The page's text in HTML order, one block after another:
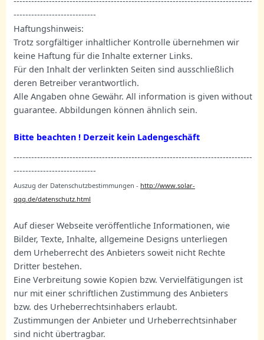
----------------------------
Haftungshinweis:
Trotz sorgfältiger inhaltlicher Kontrolle übernehmen wir
keine Haftung für die Inhalte externer Links.
Für den Inhalt der verlinkten Seiten sind ausschließlich
deren Betreiber verantwortlich.
Alle Angaben ohne Gewähr. All information is given without
guarantee. Abbildungen können ähnlich sein.
Bitte beachten ! Derzeit kein Ladengeschäft
---------------------------------------------------------------------------------
----------------------------
Auszug der Datenschutzbestimmungen - http://www.solar-
qqq.de/datenschutz.html
Auf dieser Webseite veröffentliche Informationen, wie
Bilder, Texte, Inhalte, allgemeine Designs unterliegen
dem Urheberrecht des Anbieters soweit nicht Rechte
Dritter bestehen.
Eine Verbreitung sowie Kopien bzw. Vervielfätigungen ist
nur mit einer schriftlichen Zustimmung des Anbieters
bzw. des Urheberrechtsinhabers erlaubt.
Zustimmungen der Anbieter und Urheberrechtsinhaber
sind nicht übertragbar.